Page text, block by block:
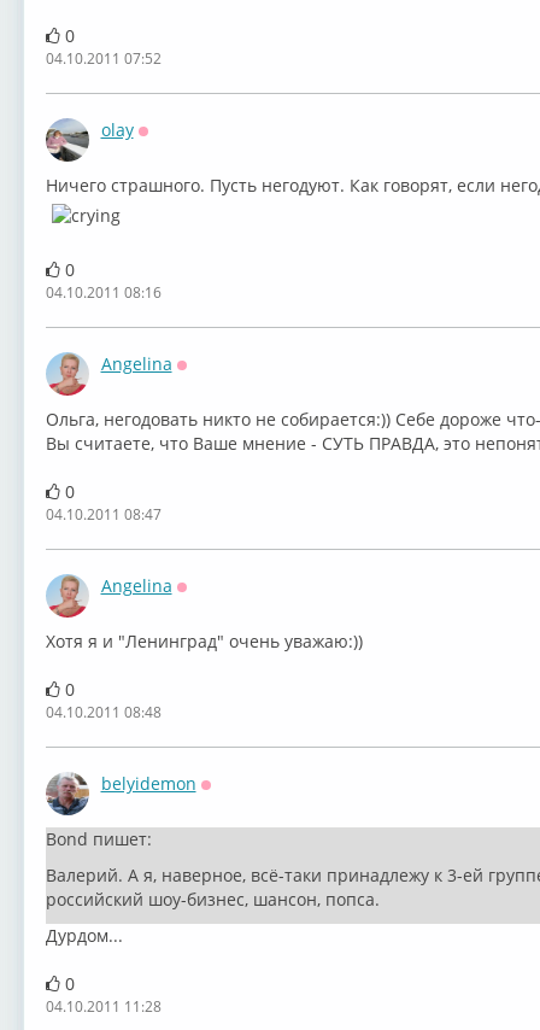
0
04.10.2011 07:52
olay
Ничего страшного. Пусть негодуют. Как говорят, если
0
04.10.2011 08:16
Angelina
Ольга, негодовать никто не собирается:)) Себе дороже
Вы считаете, что Ваше мнение - СУТЬ ПРАВДА, это
0
04.10.2011 08:47
Angelina
Хотя я и "Ленинград" очень уважаю:))
0
04.10.2011 08:48
belyidemon
Bond пишет:
Валерий. А я, наверное, всё-таки принадлежу к 3-ей
российский шоу-бизнес, шансон, попса.
Дурдом...
0
04.10.2011 11:28